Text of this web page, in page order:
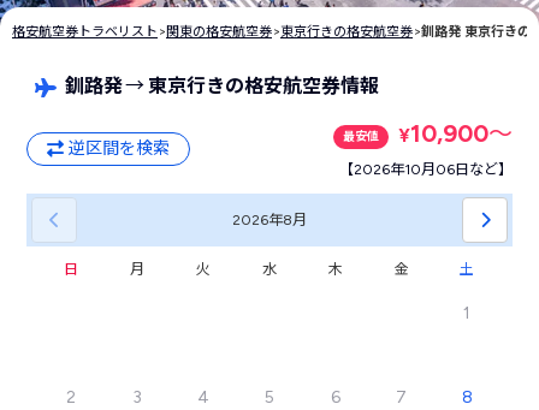
格安航空券トラベリスト > 関東の格安航空券>東京行きの格安航空券>釧路発 東京行きの
釧路発→東京行きの格安航空券情報
逆区間を検索
最安値 ¥10,900〜
【2026年10月06日など】
2026年8月
日 月 火 水 木 金 土
1
2 3 4 5 6 7 8